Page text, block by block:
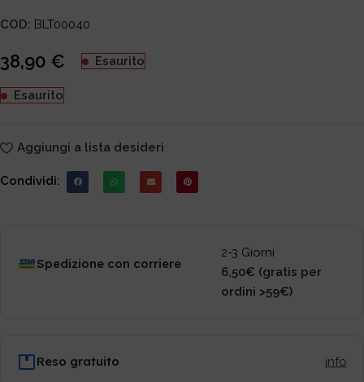
COD: BLT00040
38,90 € Esaurito
Esaurito
Aggiungi a lista desideri
Condividi:
Spedizione con corriere
2-3 Giorni
6,50€ (gratis per
ordini >59€)
Reso gratuito info